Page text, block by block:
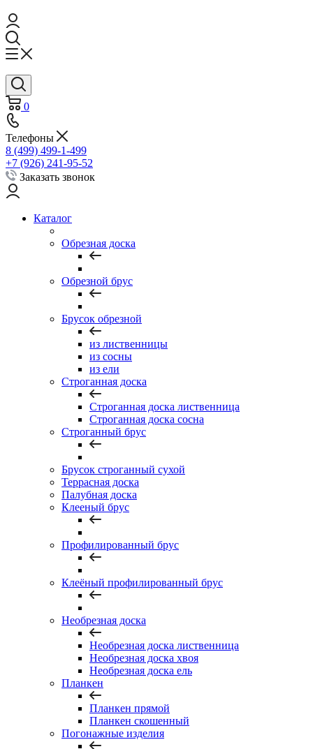
0
Телефоны
8 (499) 499-1-499
+7 (926) 241-95-52
Заказать звонок
Каталог
Обрезная доска
Обрезной брус
Брусок обрезной
из лиственницы
из сосны
из ели
Строганная доска
Строганная доска лиственница
Строганная доска сосна
Строганный брус
Брусок строганный сухой
Террасная доска
Палубная доска
Клееный брус
Профилированный брус
Клеёный профилированный брус
Необрезная доска
Необрезная доска лиственница
Необрезная доска хвоя
Необрезная доска ель
Планкен
Планкен прямой
Планкен скошенный
Погонажные изделия